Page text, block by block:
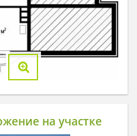
на участке